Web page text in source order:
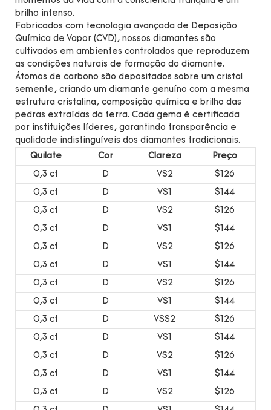
brilho intenso.
Fabricados com tecnologia avançada de Deposição
Química de Vapor (CVD), nossos diamantes são
cultivados em ambientes controlados que reproduzem
as condições naturais de formação do diamante.
Átomos de carbono são depositados sobre um cristal
semente, criando um diamante genuíno com a mesma
estrutura cristalina, composição química e brilho das
pedras extraídas da terra. Cada gema é certificada
por instituições líderes, garantindo transparência e
qualidade indistinguíveis dos diamantes tradicionais.
Quilate
Cor Clareza
Preço
0,3 ct
D VS2
$126
0,3 ct
D VS1
$144
0,3 ct
D VS2
$126
0,3 ct
D VS1
$144
0,3 ct
D VS2
$126
0,3 ct
D VS1
$144
0,3 ct
D VS2
$126
0,3 ct
D VS1
$144
0,3 ct
D VSS2
$126
0,3 ct
D VS1
$144
0,3 ct
D VS2
$126
0,3 ct
D VS1
$144
0,3 ct
D VS2
$126